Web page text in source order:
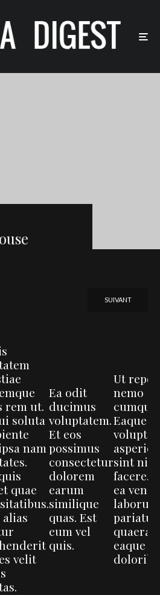
SUIVANT
rem ut.
soluta
nam
quae
alias
velit
Ea odit
ducimus
voluptatem.
Et eos
possimus
consectetur
dolorem
earum
similique
quas. Est
eum vel
quis.
Ut
nemo
cumque.
Eaque
sint
facere.
ea
laborum
pariatur
quaerat
eaque